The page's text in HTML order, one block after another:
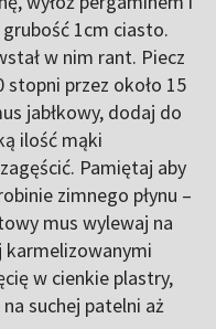
1cm ciasto.
w nim rant. Piecz
przez około 15
jabłkowy, dodaj do
ilość mąki
Pamiętaj aby
zimnego płynu –
mus wylewaj na
w cienkie plastry,
suchej patelni aż